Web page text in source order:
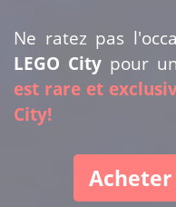
Ne ratez pas
LEGO City pour
est rare et
City!